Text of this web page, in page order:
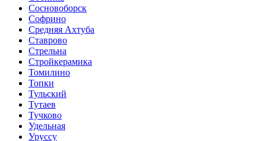
Сосновоборск
Софрино
Средняя Ахтуба
Ставрово
Стрельна
Стройкерамика
Томилино
Топки
Тульский
Тутаев
Тучково
Удельная
Уруссу